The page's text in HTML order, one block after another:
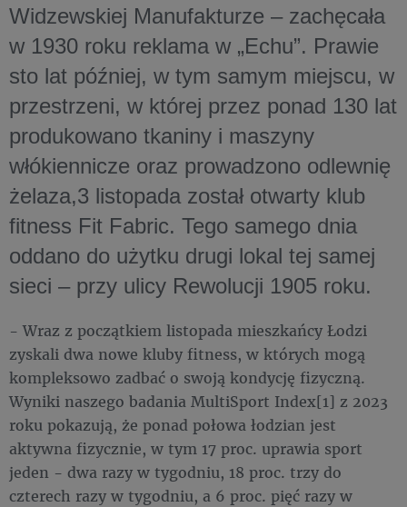
Widzewskiej Manufakturze – zachęcała
w 1930 roku reklama w „Echu”. Prawie
sto lat później, w tym samym miejscu, w
przestrzeni, w której przez ponad 130 lat
produkowano tkaniny i maszyny
włókiennicze oraz prowadzono odlewnię
żelaza,3 listopada został otwarty klub
fitness Fit Fabric. Tego samego dnia
oddano do użytku drugi lokal tej samej
sieci – przy ulicy Rewolucji 1905 roku.
- Wraz z początkiem listopada mieszkańcy Łodzi
zyskali dwa nowe kluby fitness, w których mogą
kompleksowo zadbać o swoją kondycję fizyczną.
Wyniki naszego badania MultiSport Index[1] z 2023
roku pokazują, że ponad połowa łodzian jest
aktywna fizycznie, w tym 17 proc. uprawia sport
jeden - dwa razy w tygodniu, 18 proc. trzy do
czterech razy w tygodniu, a 6 proc. pięć razy w